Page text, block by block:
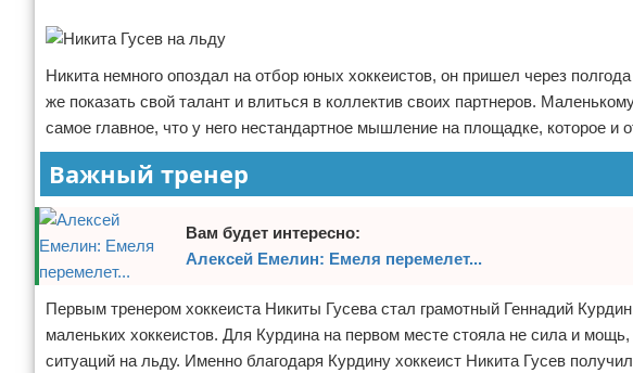
Зимние виды спорта
Тренировки дома
Спортивное питание
Никита немного опоздал на отбор юных хоккеистов, он пришел через
же показать свой талант и влиться в коллектив своих партнеров.
самое главное, что у него нестандартное мышление на площадке, которое и
Важный тренер
Вам будет интересно:
Алексей Емелин: Емеля перемелет...
Первым тренером хоккеиста Никиты Гусева стал грамотный Геннадий
маленьких хоккеистов. Для Курдина на первом месте стояла не сила и
ситуаций на льду. Именно благодаря Курдину хоккеист Никита Гусев